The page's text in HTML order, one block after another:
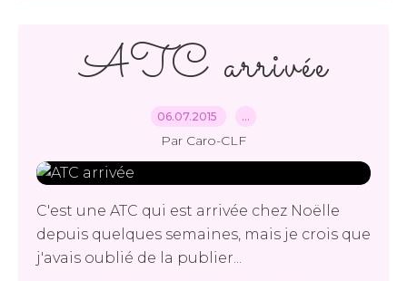
ATC arrivée
06.07.2015 …
Par Caro-CLF
C'est une ATC qui est arrivée chez Noëlle
depuis quelques semaines, mais je crois que
j'avais oublié de la publier...